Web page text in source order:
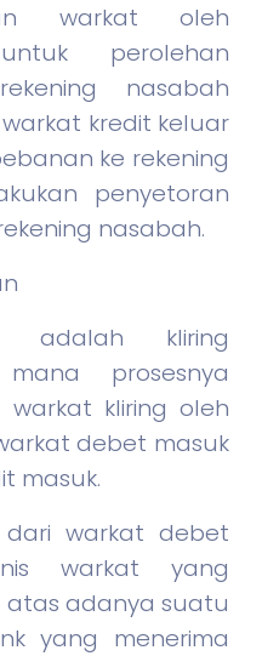
warkat oleh
perolehan
nasabah
kredit keluar
ke rekening
penyetoran
nasabah.
adalah kliring
prosesnya
kliring oleh
debet masuk
masuk.
warkat debet
warkat yang
adanya suatu
yang menerima